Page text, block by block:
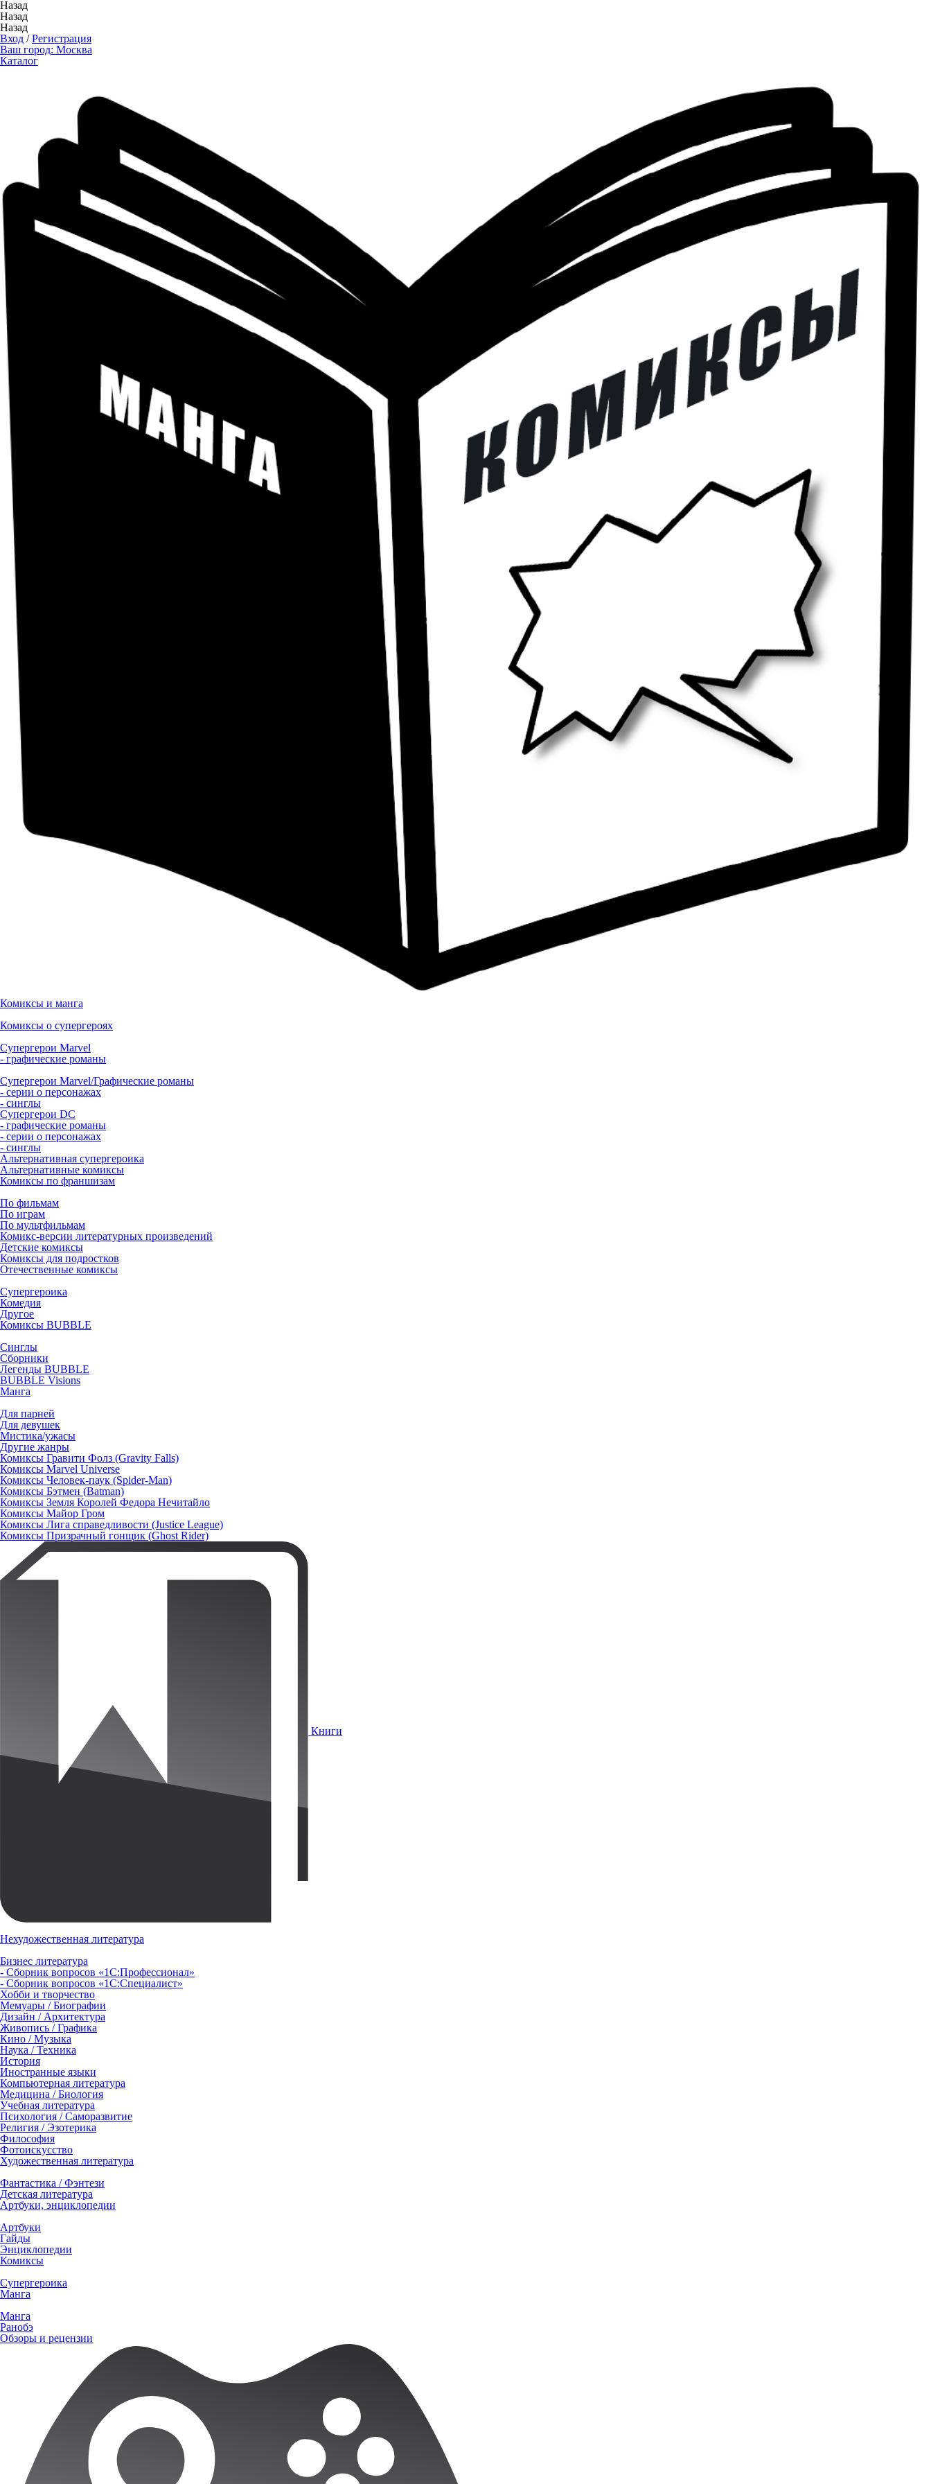
Назад
Назад
Назад
Вход /Регистрация
Ваш город: Москва
Каталог
Комиксы и манга
Комиксы о супергероях
Супергерои Marvel
- графические романы
Супергерои Marvel/Графические романы
- серии о персонажах
- синглы
Супергерои DC
- графические романы
- серии о персонажах
- синглы
Альтернативная супергероика
Альтернативные комиксы
Комиксы по франшизам
По фильмам
По играм
По мультфильмам
Комикс-версии литературных произведений
Детские комиксы
Комиксы для подростков
Отечественные комиксы
Супергероика
Комедия
Другое
Комиксы BUBBLE
Синглы
Сборники
Легенды BUBBLE
BUBBLE Visions
Манга
Для парней
Для девушек
Мистика/ужасы
Другие жанры
Комиксы Гравити Фолз (Gravity Falls)
Комиксы Marvel Universe
Комиксы Человек-паук (Spider-Man)
Комиксы Бэтмен (Batman)
Комиксы Земля Королей Федора Нечитайло
Комиксы Майор Гром
Комиксы Лига справедливости (Justice League)
Комиксы Призрачный гонщик (Ghost Rider)
Книги
Нехудожественная литература
Бизнес литература
- Сборник вопросов «1С:Профессионал»
- Сборник вопросов «1С:Специалист»
Хобби и творчество
Мемуары / Биографии
Дизайн / Архитектура
Живопись / Графика
Кино / Музыка
Наука / Техника
История
Иностранные языки
Компьютерная литература
Медицина / Биология
Учебная литература
Психология / Саморазвитие
Религия / Эзотерика
Философия
Фотоискусство
Художественная литература
Фантастика / Фэнтези
Детская литература
Артбуки, энциклопедии
Артбуки
Гайды
Энциклопедии
Комиксы
Супергероика
Манга
Манга
Ранобэ
Обзоры и рецензии